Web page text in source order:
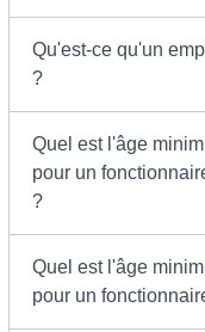
Qu'est-ce qu'un
?
Quel est l'âge
pour un
?
Quel est l'âge
pour un